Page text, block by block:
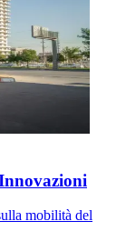
mobilità del